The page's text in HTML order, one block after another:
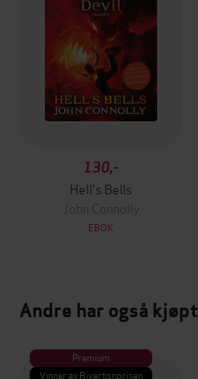
130,-
Hell's Bells
John Connolly
EBOK
Andre har også kjøpt
Premium
Vinner av Rivertonprisen